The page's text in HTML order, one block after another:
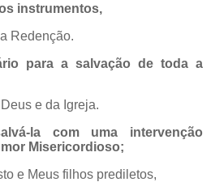
instrumentos,
Redenção.
para a salvação de toda a
e da Igreja.
la com uma intervenção
Misericordioso;
e Meus filhos prediletos,